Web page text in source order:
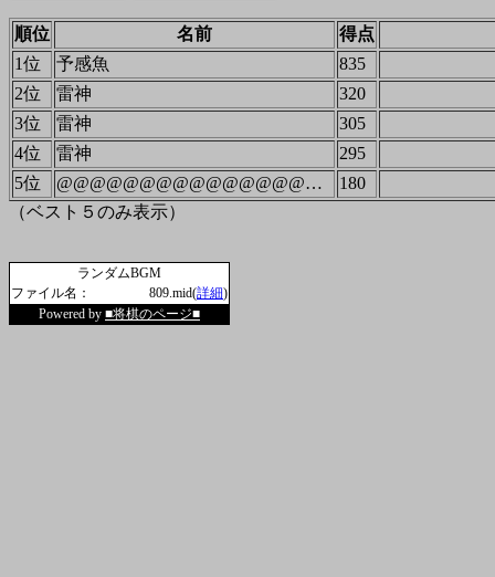
順位 名前
得点
1位
予感魚
835
2位
雷神
320
3位
雷神
305
4位
雷神
295
5位
@@@@@@@@@@@@@@@@@@@@@@@@@@@@@@@@@@@
180
（ベスト５のみ表示）
ランダムBGM
ファイル名：
809.mid(詳細)
Powered by ■将棋のページ■